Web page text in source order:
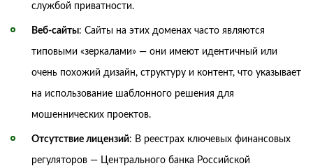
службой приватности.
Веб-сайты: Сайты на этих доменах часто являются
типовыми «зеркалами» — они имеют идентичный или
очень похожий дизайн, структуру и контент, что указывает
на использование шаблонного решения для
мошеннических проектов.
Отсутствие лицензий: В реестрах ключевых финансовых
регуляторов — Центрального банка Российской